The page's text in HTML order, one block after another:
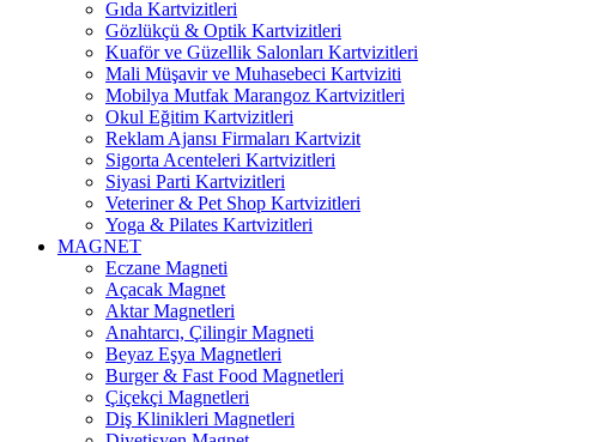
Gıda Kartvizitleri
Gözlükçü & Optik Kartvizitleri
Kuaför ve Güzellik Salonları Kartvizitleri
Mali Müşavir ve Muhasebeci Kartviziti
Mobilya Mutfak Marangoz Kartvizitleri
Okul Eğitim Kartvizitleri
Reklam Ajansı Firmaları Kartvizit
Sigorta Acenteleri Kartvizitleri
Siyasi Parti Kartvizitleri
Veteriner & Pet Shop Kartvizitleri
Yoga & Pilates Kartvizitleri
MAGNET
Eczane Magneti
Açacak Magnet
Aktar Magnetleri
Anahtarcı, Çilingir Magneti
Beyaz Eşya Magnetleri
Burger & Fast Food Magnetleri
Çiçekçi Magnetleri
Diş Klinikleri Magnetleri